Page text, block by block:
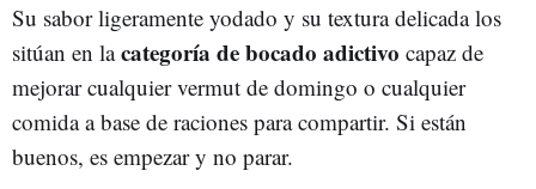
Su sabor ligeramente yodado y su textura delicada los
sitúan en lacategoría de bocado adictivo capaz de
mejorar cualquier vermut de domingo o cualquier
comida a base de raciones para compartir. Si están
buenos, es empezar y no parar.